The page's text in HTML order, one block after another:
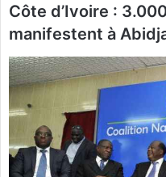
Côte d’Ivoire :
manifestent à